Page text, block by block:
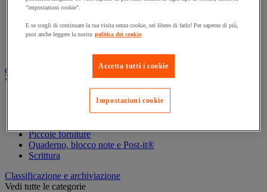
Attrezzature audio e Hi-Fi
Fotocamera, videocamera e binocolo
Insonorizzazione e registrazione professionali
Cancelleria e forniture per ufficio
Vedi tutte le categorie
Agenda, calendario e sottomano
Busta e smistamento della posta
Piccole forniture
Quaderno, blocco note e Post-it®
Scrittura
Classificazione e archiviazione
Vedi tutte le categorie
"impostazioni cookie".
E se scegli di continuare la tua visita senza cookie, sei libero di farlo! Per saperne di più,
puoi anche leggere la nostra politica dei cookie
Accetta tutti i cookie
Impostazioni cookie